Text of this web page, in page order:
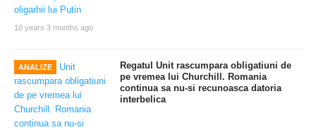
10 years 3 months ago
ANALIZE
Regatul Unit rascumpara obligatiuni de
pe vremea lui Churchill. Romania
continua sa nu-si recunoasca datoria
interbelica